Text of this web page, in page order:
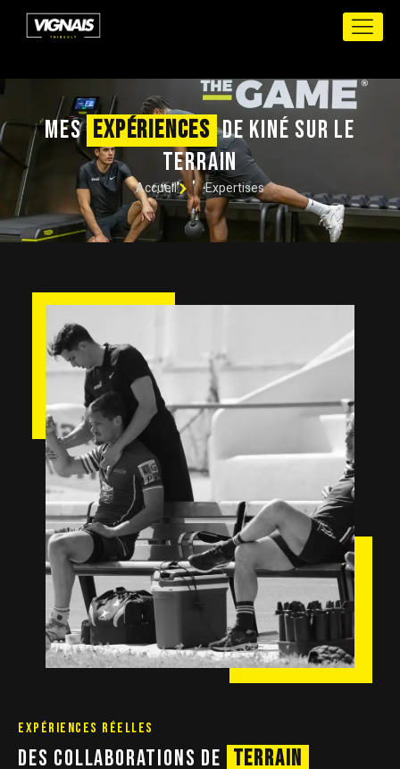
MES EXPÉRIENCES DE KINÉ SUR LE
TERRAIN
Accueil Expertises
EXPÉRIENCES RÉELLES
DES COLLABORATIONS DE TERRAIN